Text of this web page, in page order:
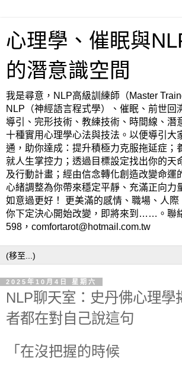
心理學、催眠與
的潛意識空間
我是尋意，NLP高級訓練師（Master
NLP（神經語言程式學）、催眠、前世回
導引、完形技術、教練技術、時間線、潛
十種實用心理學心法與技法。以便導引大
通，助你達成：提升積極力克服拖延症；
就人生掌控力；透過目標設定找出你的天
及行動計畫；經由信念轉化創造改變命運
心緒調整為你帶來穩定平靜、充滿正向力
如意過更好！ 更美滿的感情、職場、人
你下定決心開始改變，即將來到……。聯
598，comfortarot@hotmail.com.tw
2025年10月4日 星期六
NLP聊天室：史丹佛心理學
者都在對自己說這句
「在沒把握的時候